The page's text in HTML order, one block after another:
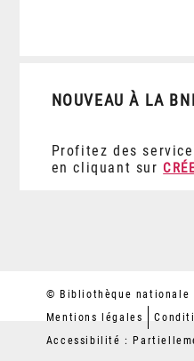
NOUVEAU À LA
Profitez des
en cliquant sur
© Bibliothèque nationale
Mentions légales
Accessibilité :